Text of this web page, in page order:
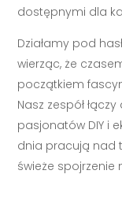
dostępnymi dla
Działamy pod
wierząc, że
początkiem
Nasz zespół
pasjonatów DIY i
dnia pracują nad
świeże spojrzenie